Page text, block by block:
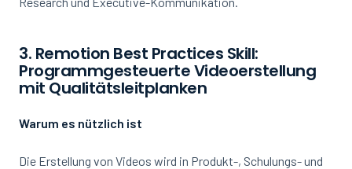
3. Remotion Best Practices Skill:
Programmgesteuerte Videoerstellung
mit Qualitätsleitplanken
Warum es nützlich ist
Die Erstellung von Videos wird in Produkt-, Schulungs- und